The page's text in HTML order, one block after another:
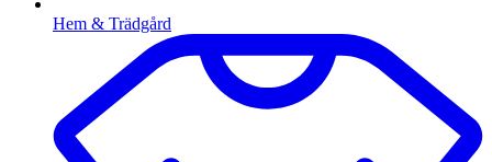
Hem & Trädgård